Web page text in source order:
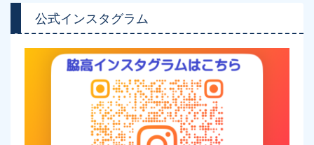
公式インスタグラム